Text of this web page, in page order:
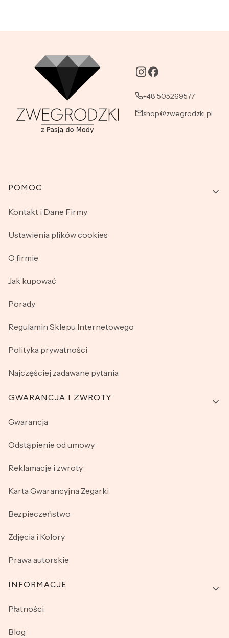
+48 505269577
shop@zwegrodzki.pl
Linki w stopce
POMOC
Kontakt i Dane Firmy
Ustawienia plików cookies
O firmie
Jak kupować
Porady
Regulamin Sklepu Internetowego
Polityka prywatności
Najczęściej zadawane pytania
GWARANCJA I ZWROTY
Gwarancja
Odstąpienie od umowy
Reklamacje i zwroty
Karta Gwarancyjna Zegarki
Bezpieczeństwo
Zdjęcia i Kolory
Prawa autorskie
INFORMACJE
Płatności
Blog